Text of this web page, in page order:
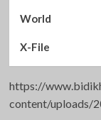
World
X-File
https://
content/uploads/